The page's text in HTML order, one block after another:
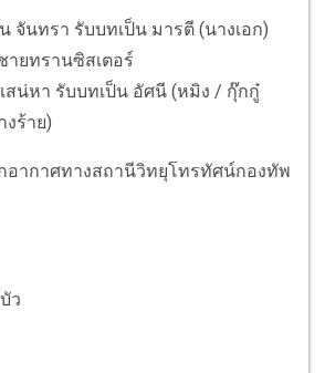
จันทรา รับบทเป็น มารตี (นางเอก)
ยทรานซิสเตอร์
สน่หา รับบทเป็น อัศนี (หมิง / กุ๊กกู๋
งร้าย)
อากาศทางสถานีวิทยุโทรทัศน์กองทัพ
ว